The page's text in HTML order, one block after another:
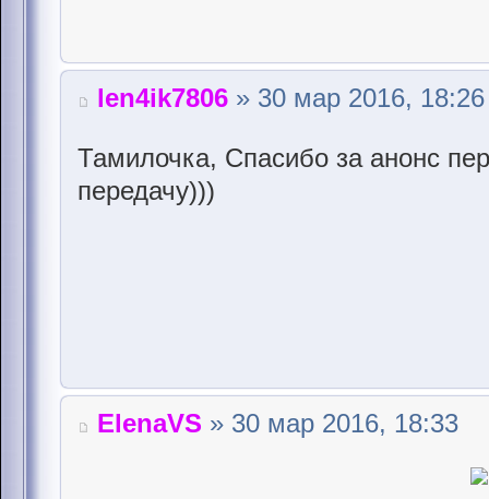
len4ik7806 » 30 мар 2016, 18:26
Тамилочка, Спасибо за анонс
передачу)))
ElenaVS » 30 мар 2016, 18:33